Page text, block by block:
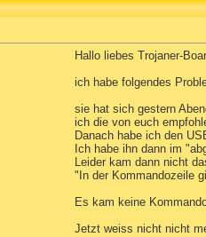
Hallo liebes Trojaner-
ich habe folgendes
sie hat sich gestern
ich die von euch
Danach habe ich den
Ich habe ihn dann im
Leider kam dann nicht
"In der Kommandozeile
Es kam keine
Jetzt weiss nicht nicht